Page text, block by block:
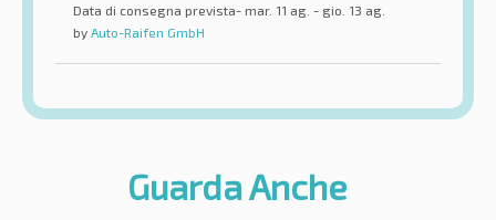
Data di consegna prevista- mar. 11 ag. - gio. 13 ag.
by Auto-Raifen GmbH
Guarda Anche